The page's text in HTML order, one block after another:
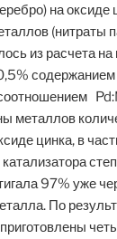
на оксиде
(нитраты
из расчета
металлов
цинка, в
97% уже
По